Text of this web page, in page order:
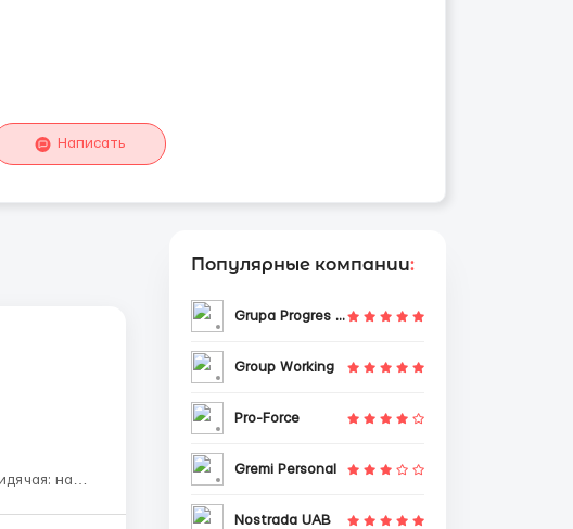
Написать
Популярные компании:
Grupa Progres Sp. z o.o.
Group Working
Pro-Force
Gremi Personal
Nostrada UAB